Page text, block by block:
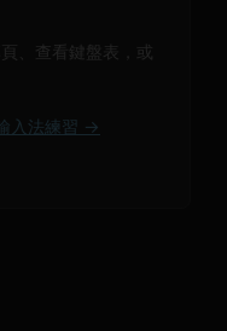
、查看鍵盤表，或
入法練習 →